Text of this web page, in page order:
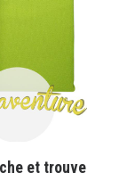
et trouve